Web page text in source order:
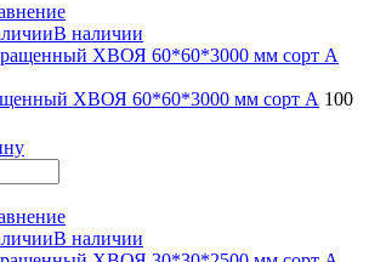
В наличии
ХВОЯ 60*60*3000 мм сорт А 100
В наличии